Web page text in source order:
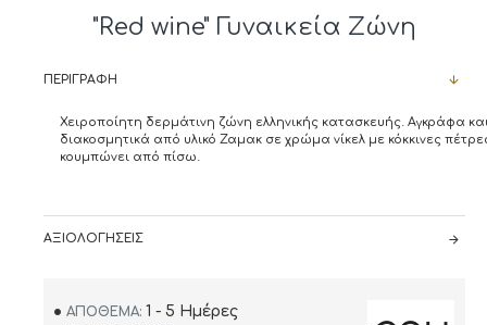
"Red wine" Γυναικεία Ζώνη
ΠΕΡΙΓΡΑΦΉ
Χειροποίητη δερμάτινη ζώνη ελληνικής κατασκευής. Αγκράφα
διακοσμητικά από υλικό Ζαμακ σε χρώμα νίκελ με κόκκινες
κουμπώνει από πίσω.
ΑΞΙΟΛΟΓΉΣΕΙΣ
ΑΠΌΘΕΜΑ: 1 - 5 Ημέρες